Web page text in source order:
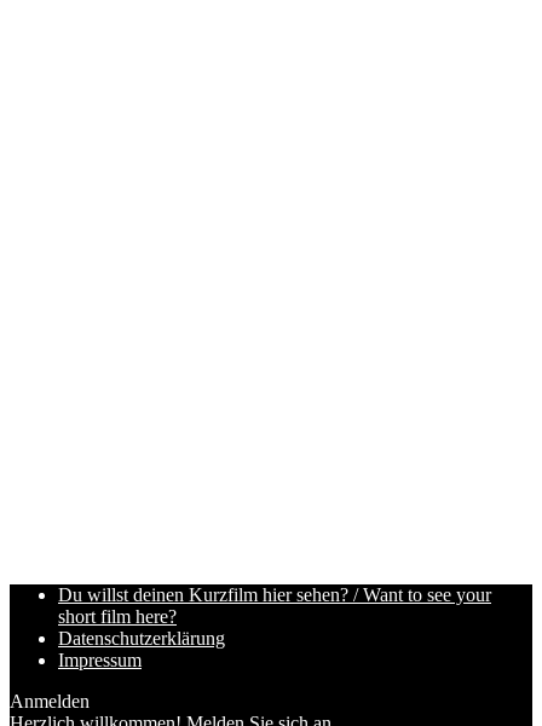
Du willst deinen Kurzfilm hier sehen? / Want to see your
short film here?
Datenschutzerklärung
Impressum
Anmelden